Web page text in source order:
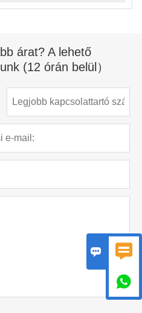
árat? A lehető
(12 órán belül）
 
